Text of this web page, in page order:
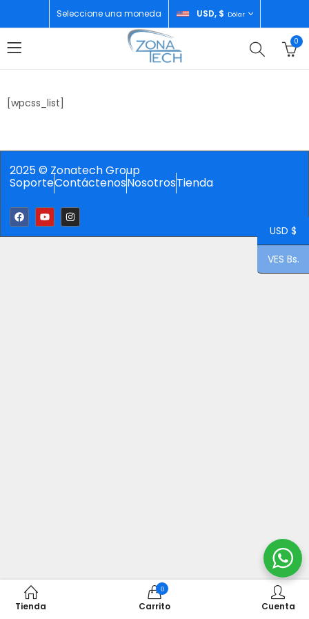
Seleccione una moneda USD, $ Dólar
0
[wpcss_list]
2025 © Zonatech Group
SoporteContáctenosNosotrosTienda
Tienda
0
Carrito Cuenta
USD $
VES Bs.